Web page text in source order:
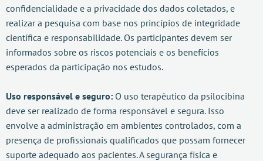
confidencialidade e a privacidade dos dados coletados, e
realizar a pesquisa com base nos princípios de integridade
científica e responsabilidade. Os participantes devem ser
informados sobre os riscos potenciais e os benefícios
esperados da participação nos estudos.
Uso responsável e seguro: O uso terapêutico da psilocibina
deve ser realizado de forma responsável e segura. Isso
envolve a administração em ambientes controlados, com a
presença de profissionais qualificados que possam fornecer
suporte adequado aos pacientes. A segurança física e